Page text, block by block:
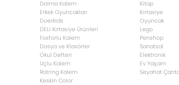
Dolma Kalem
Erkek Oyuncakları
Doerkids
DELI Kırtasiye Ürünleri
Fosforlu Kalem
Dosya ve Klasörler
Okul Defteri
Uçlu Kalem
Rotring Kalem
Keskin Color
Kitap
Kırtasiye
Oyuncak
Lego
Penshop
Sanatsal
Elektronik
Ev Yaşam
Seyahat